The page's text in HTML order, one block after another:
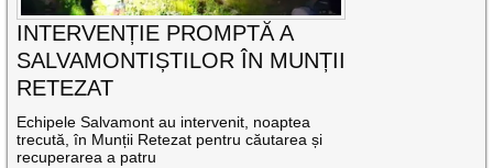
INTERVENȚIE PROMPTĂ A
SALVAMONTIȘTILOR ÎN MUNȚII
RETEZAT
Echipele Salvamont au intervenit, noaptea
trecută, în Munții Retezat pentru căutarea și
recuperarea a patru